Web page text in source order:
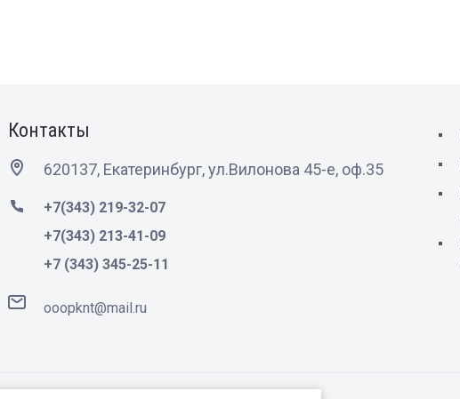
Контакты
620137, Екатеринбург, ул.Вилонова 45-е, оф.35
+7(343) 219-32-07
+7(343) 213-41-09
+7 (343) 345-25-11
ooopknt@mail.ru